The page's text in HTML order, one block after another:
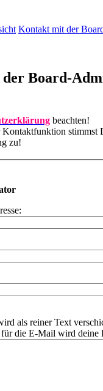
Kontakt mit der
Board-
beachten!
stimmst
zu!
als reiner Text
die E-Mail wird deine